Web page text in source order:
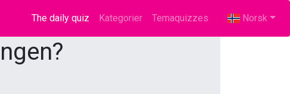
The daily quiz (current)
Kategorier Temaquizzes Norsk